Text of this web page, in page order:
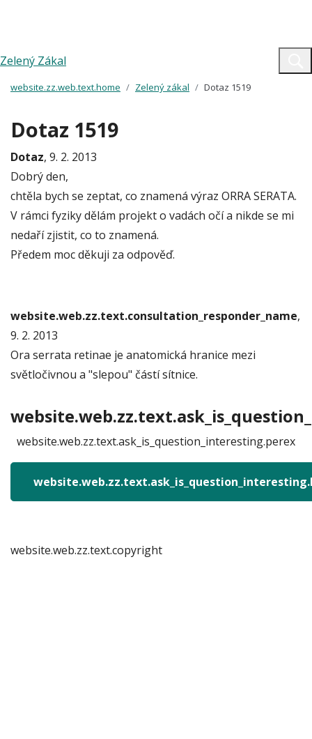
Zelený Zákal
website.zz.web.text.home Zelený zákal Dotaz 1519
Dotaz 1519
Dotaz, 9. 2. 2013
Dobrý den,
chtěla bych se zeptat, co znamená výraz ORRA SERATA.
V rámci fyziky dělám projekt o vadách očí a nikde se mi
nedaří zjistit, co to znamená.
Předem moc děkuji za odpověď.
website.web.zz.text.consultation_responder_name,
9. 2. 2013
Ora serrata retinae je anatomická hranice mezi
světločivnou a "slepou" částí sítnice.
website.web.zz.text.ask_is_question_interesting.perex
website.web.zz.text.copyright